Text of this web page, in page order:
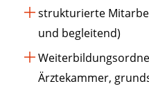
strukturierte
und begleitend)
Ärztekammer,